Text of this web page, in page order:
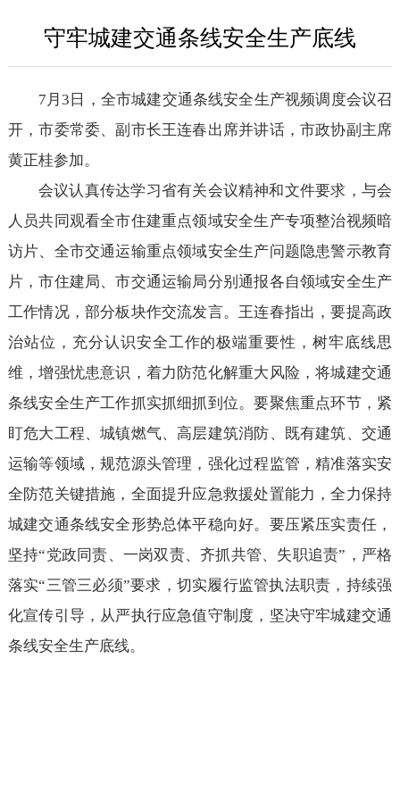
守牢城建交通条线安全生产底线
7月3日，全市城建交通条线安全生产视频调度会议召
开，市委常委、副市长王连春出席并讲话，市政协副主席
黄正桂参加。
会议认真传达学习省有关会议精神和文件要求，与会
人员共同观看全市住建重点领域安全生产专项整治视频暗
访片、全市交通运输重点领域安全生产问题隐患警示教育
片，市住建局、市交通运输局分别通报各自领域安全生产
工作情况，部分板块作交流发言。王连春指出，要提高政
治站位，充分认识安全工作的极端重要性，树牢底线思
维，增强忧患意识，着力防范化解重大风险，将城建交通
条线安全生产工作抓实抓细抓到位。要聚焦重点环节，紧
盯危大工程、城镇燃气、高层建筑消防、既有建筑、交通
运输等领域，规范源头管理，强化过程监管，精准落实安
全防范关键措施，全面提升应急救援处置能力，全力保持
城建交通条线安全形势总体平稳向好。要压紧压实责任，
坚持“党政同责、一岗双责、齐抓共管、失职追责”，严格
落实“三管三必须”要求，切实履行监管执法职责，持续强
化宣传引导，从严执行应急值守制度，坚决守牢城建交通
条线安全生产底线。